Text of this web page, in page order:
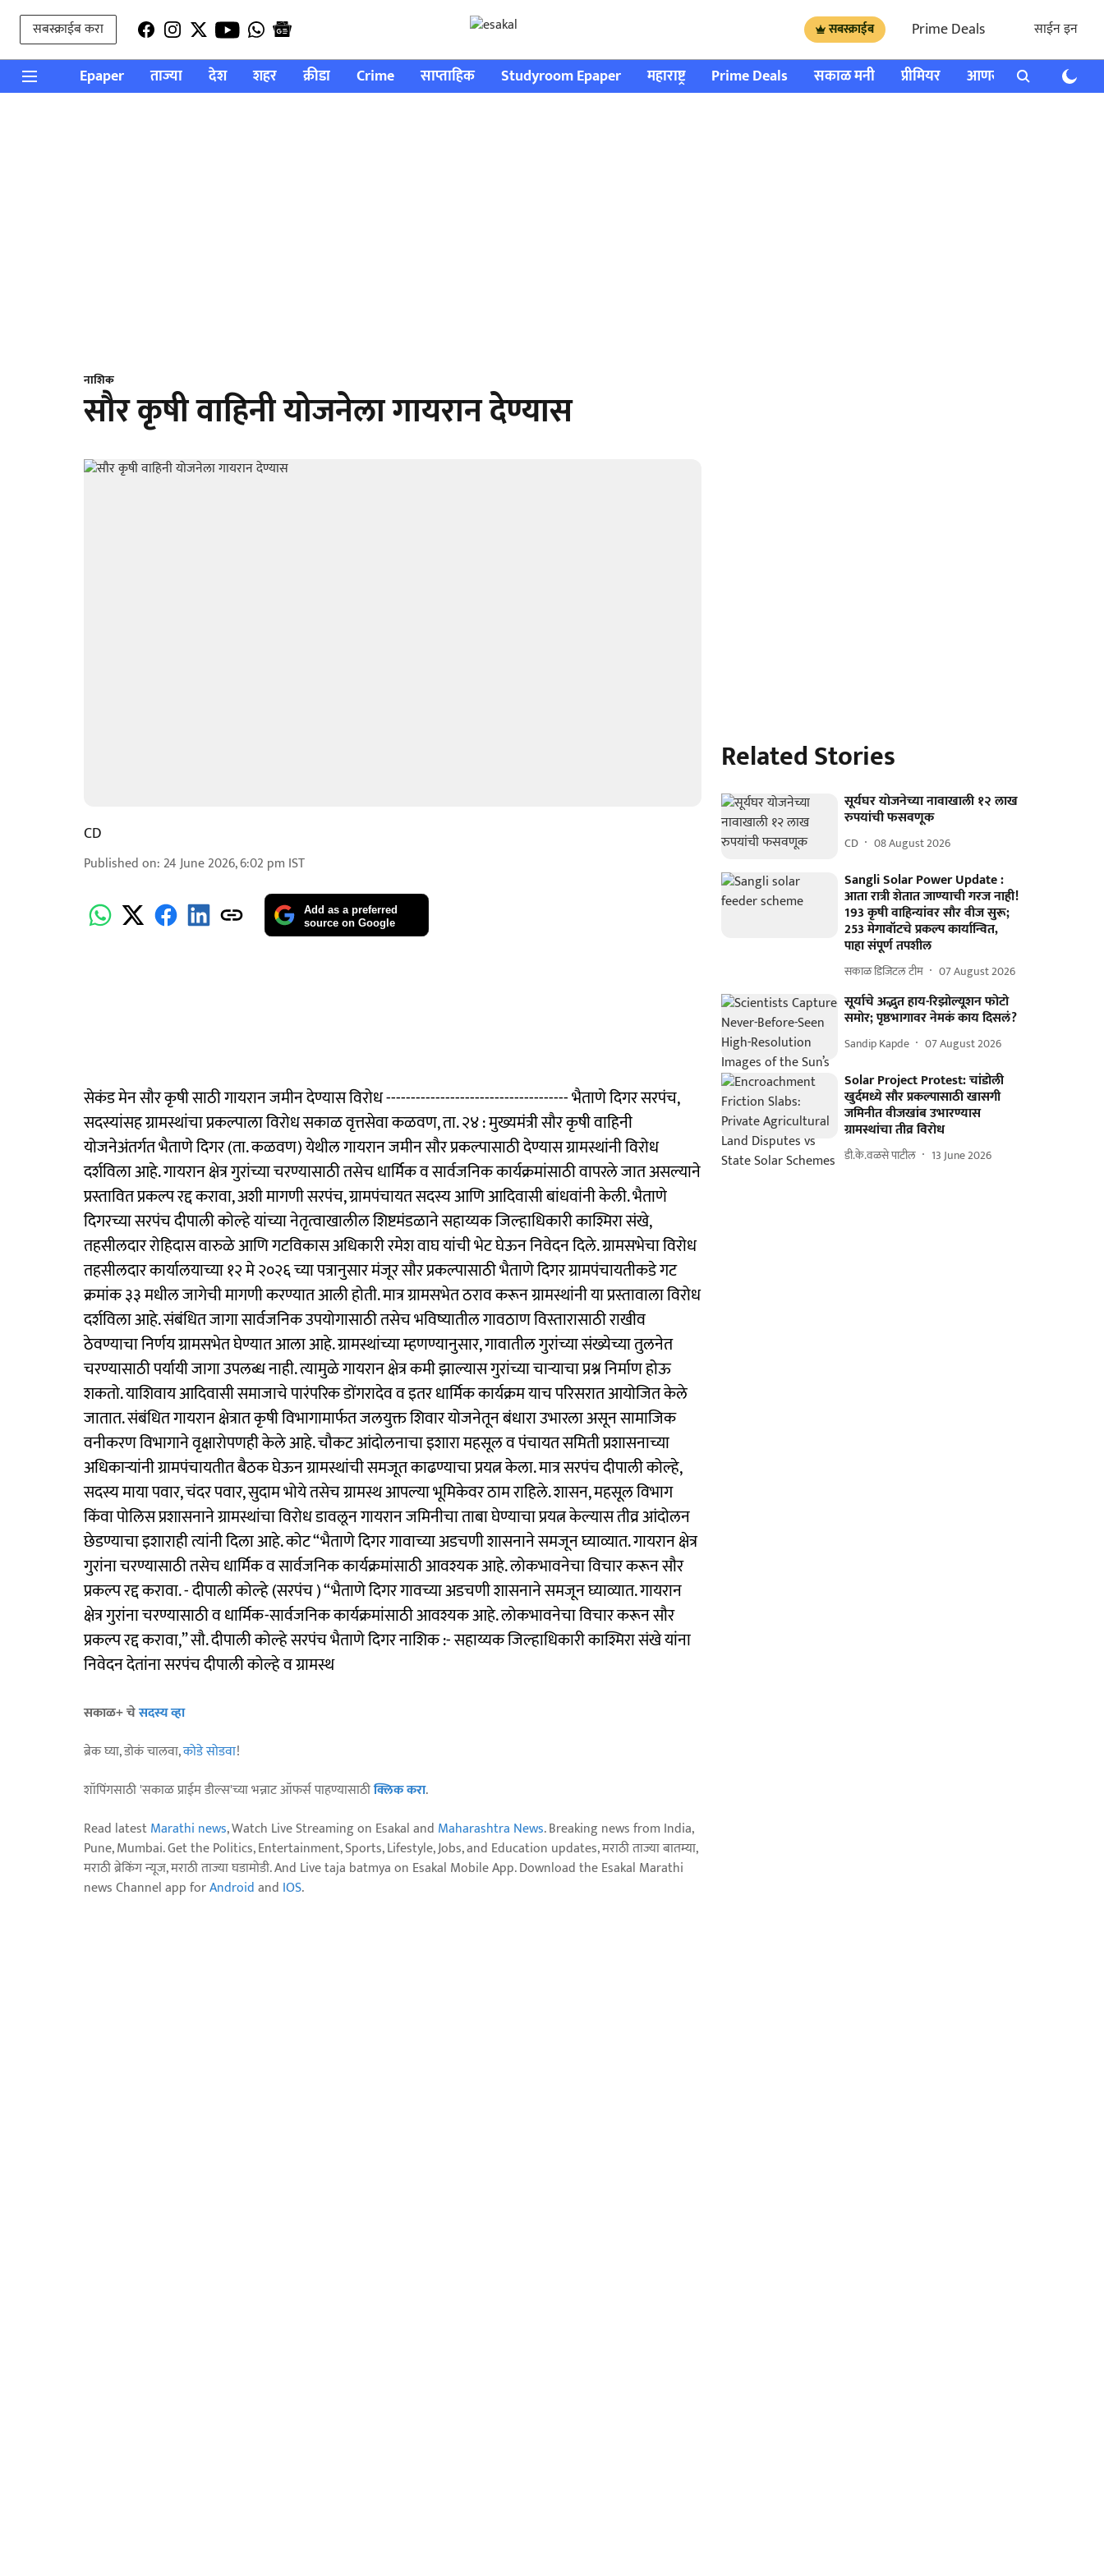
सबस्क्राईब करा सबस्क्राईब Prime Deals साईन इन
Epaper ताज्या देश शहर क्रीडा Crime साप्ताहिक Studyroom Epaper महाराष्ट्र Prime Deals सकाळ मनी प्रीमियर आणखी राशी भविष्य
नाशिक
सौर कृषी वाहिनी योजनेला गायरान देण्यास
CD
Published on: 24 June 2026, 6:02 pm IST
Add as a preferred
source on Google
सेकंड मेन सौर कृषी साठी गायरान जमीन देण्यास विरोध ------------------------------------- भैताणे दिगर सरपंच,
सदस्यांसह ग्रामस्थांचा प्रकल्पाला विरोध सकाळ वृत्तसेवा कळवण, ता. २४ : मुख्यमंत्री सौर कृषी वाहिनी
योजनेअंतर्गत भैताणे दिगर (ता. कळवण) येथील गायरान जमीन सौर प्रकल्पासाठी देण्यास ग्रामस्थांनी विरोध
दर्शविला आहे. गायरान क्षेत्र गुरांच्या चरण्यासाठी तसेच धार्मिक व सार्वजनिक कार्यक्रमांसाठी वापरले जात असल्याने
प्रस्तावित प्रकल्प रद्द करावा, अशी मागणी सरपंच, ग्रामपंचायत सदस्य आणि आदिवासी बांधवांनी केली. भैताणे
दिगरच्या सरपंच दीपाली कोल्हे यांच्या नेतृत्वाखालील शिष्टमंडळाने सहाय्यक जिल्हाधिकारी काश्मिरा संखे,
तहसीलदार रोहिदास वारुळे आणि गटविकास अधिकारी रमेश वाघ यांची भेट घेऊन निवेदन दिले. ग्रामसभेचा विरोध
तहसीलदार कार्यालयाच्या १२ मे २०२६ च्या पत्रानुसार मंजूर सौर प्रकल्पासाठी भैताणे दिगर ग्रामपंचायतीकडे गट
क्रमांक ३३ मधील जागेची मागणी करण्यात आली होती. मात्र ग्रामसभेत ठराव करून ग्रामस्थांनी या प्रस्तावाला विरोध
दर्शविला आहे. संबंधित जागा सार्वजनिक उपयोगासाठी तसेच भविष्यातील गावठाण विस्तारासाठी राखीव
ठेवण्याचा निर्णय ग्रामसभेत घेण्यात आला आहे. ग्रामस्थांच्या म्हणण्यानुसार, गावातील गुरांच्या संख्येच्या तुलनेत
चरण्यासाठी पर्यायी जागा उपलब्ध नाही. त्यामुळे गायरान क्षेत्र कमी झाल्यास गुरांच्या चाऱ्याचा प्रश्न निर्माण होऊ
शकतो. याशिवाय आदिवासी समाजाचे पारंपरिक डोंगरादेव व इतर धार्मिक कार्यक्रम याच परिसरात आयोजित केले
जातात. संबंधित गायरान क्षेत्रात कृषी विभागामार्फत जलयुक्त शिवार योजनेतून बंधारा उभारला असून सामाजिक
वनीकरण विभागाने वृक्षारोपणही केले आहे. चौकट आंदोलनाचा इशारा महसूल व पंचायत समिती प्रशासनाच्या
अधिकाऱ्यांनी ग्रामपंचायतीत बैठक घेऊन ग्रामस्थांची समजूत काढण्याचा प्रयत्न केला. मात्र सरपंच दीपाली कोल्हे,
सदस्य माया पवार, चंदर पवार, सुदाम भोये तसेच ग्रामस्थ आपल्या भूमिकेवर ठाम राहिले. शासन, महसूल विभाग
किंवा पोलिस प्रशासनाने ग्रामस्थांचा विरोध डावलून गायरान जमिनीचा ताबा घेण्याचा प्रयत्न केल्यास तीव्र आंदोलन
छेडण्याचा इशाराही त्यांनी दिला आहे. कोट “भैताणे दिगर गावाच्या अडचणी शासनाने समजून घ्याव्यात. गायरान क्षेत्र
गुरांना चरण्यासाठी तसेच धार्मिक व सार्वजनिक कार्यक्रमांसाठी आवश्यक आहे. लोकभावनेचा विचार करून सौर
प्रकल्प रद्द करावा. - दीपाली कोल्हे (सरपंच ) “भैताणे दिगर गावच्या अडचणी शासनाने समजून घ्याव्यात. गायरान
क्षेत्र गुरांना चरण्यासाठी व धार्मिक-सार्वजनिक कार्यक्रमांसाठी आवश्यक आहे. लोकभावनेचा विचार करून सौर
प्रकल्प रद्द करावा,” सौ. दीपाली कोल्हे सरपंच भैताणे दिगर नाशिक :- सहाय्यक जिल्हाधिकारी काश्मिरा संखे यांना
निवेदन देतांना सरपंच दीपाली कोल्हे व ग्रामस्थ
सकाळ+ चेसदस्य व्हा
ब्रेक घ्या, डोकं चालवा,कोडे सोडवा!
शॉपिंगसाठी 'सकाळ प्राईम डील्स'च्या भन्नाट ऑफर्स पाहण्यासाठीक्लिक करा.
Read latestMarathi news, Watch Live Streaming on Esakal and Maharashtra News. Breaking news from India,
Pune, Mumbai. Get the Politics, Entertainment, Sports, Lifestyle, Jobs, and Education updates, मराठी ताज्या बातम्या,
मराठी ब्रेकिंग न्यूज, मराठी ताज्या घडामोडी. And Live taja batmya on Esakal Mobile App. Download the Esakal Marathi
news Channel app forAndroidand IOS.
Related Stories
सूर्यघर योजनेच्या नावाखाली १२ लाख
रुपयांची फसवणूक
CD 08 August 2026
Sangli Solar Power Update :
आता रात्री शेतात जाण्याची गरज नाही!
193 कृषी वाहिन्यांवर सौर वीज सुरू;
253 मेगावॉटचे प्रकल्प कार्यान्वित,
पाहा संपूर्ण तपशील
सकाळ डिजिटल टीम 07 August 2026
सूर्याचे अद्भुत हाय-रिझोल्यूशन फोटो
समोर; पृष्ठभागावर नेमकं काय दिसलं?
Sandip Kapde 07 August 2026
Solar Project Protest: चांडोली
खुर्दमध्ये सौर प्रकल्पासाठी खासगी
जमिनीत वीजखांब उभारण्यास
ग्रामस्थांचा तीव्र विरोध
डी.के.वळसे पाटील 13 June 2026